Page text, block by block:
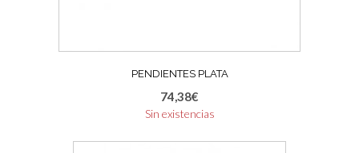
PENDIENTES PLATA
74,38€
Sin existencias